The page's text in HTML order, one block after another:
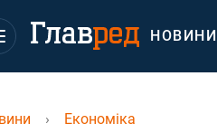
НОВИНИ
› Економіка